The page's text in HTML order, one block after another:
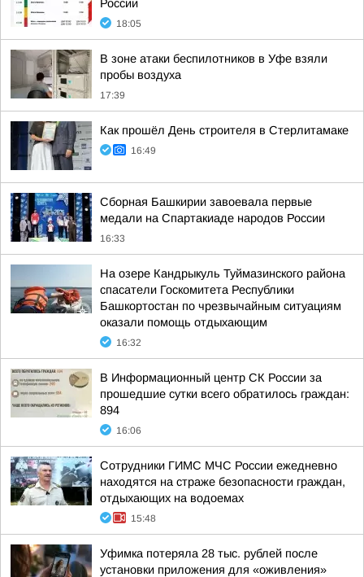
России
18:05
В зоне атаки беспилотников в Уфе взяли
пробы воздуха
17:39
Как прошёл День строителя в Стерлитамаке
16:49
Сборная Башкирии завоевала первые
медали на Спартакиаде народов России
16:33
На озере Кандрыкуль Туймазинского района
спасатели Госкомитета Республики
Башкортостан по чрезвычайным ситуациям
оказали помощь отдыхающим
16:32
В Информационный центр СК России за
прошедшие сутки всего обратилось граждан:
894
16:06
Сотрудники ГИМС МЧС России ежедневно
находятся на страже безопасности граждан,
отдыхающих на водоемах
15:48
Уфимка потеряла 28 тыс. рублей после
установки приложения для «оживления»